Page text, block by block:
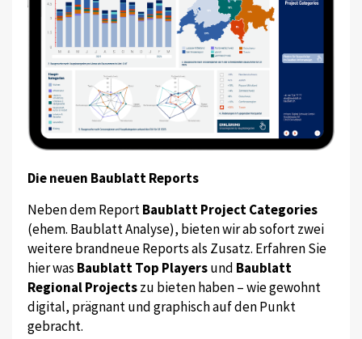
Die neuen Baublatt Reports
Neben dem ReportBaublatt Project Categories
(ehem. Baublatt Analyse), bieten wir ab sofort zwei
weitere brandneue Reports als Zusatz. Erfahren Sie
hier was Baublatt Top Playersund Baublatt
Regional Projectszu bieten haben – wie gewohnt
digital, prägnant und graphisch auf den Punkt
gebracht.